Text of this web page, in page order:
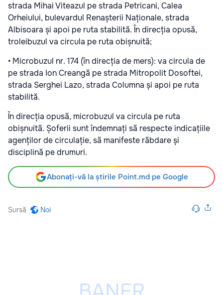
strada Mihai Viteazul pe strada Petricani, Calea
Orheiului, bulevardul Renașterii Naționale, strada
Albisoara și apoi pe ruta stabilită. În direcția opusă,
troleibuzul va circula pe ruta obișnuită;
• Microbuzul nr. 174 (în direcția de mers): va circula de
pe strada Ion Creangă pe strada Mitropolit Dosoftei,
strada Serghei Lazo, strada Columna și apoi pe ruta
stabilită.
În direcția opusă, microbuzul va circula pe ruta
obișnuită. Șoferii sunt îndemnați să respecte indicațiile
agenților de circulație, să manifeste răbdare și
disciplină pe drumuri.
Abonați-vă la știrile Point.md pe Google
Sursă Noi